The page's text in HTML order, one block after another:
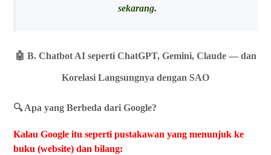
sekarang.
🤖 B. Chatbot AI seperti ChatGPT, Gemini, Claude — dan
Korelasi Langsungnya dengan SAO
🔍 Apa yang Berbeda dari Google?
Kalau Google itu seperti pustakawan yang menunjuk ke
buku (website) dan bilang: